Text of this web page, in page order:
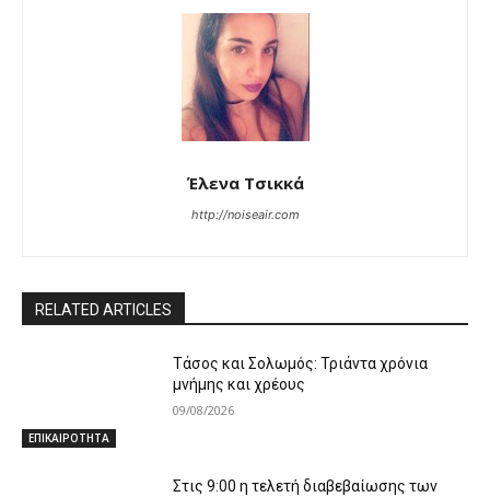
Έλενα Τσικκά
http://noiseair.com
RELATED ARTICLES
ΕΠΙΚΑΙΡΟΤΗΤΑ
Τάσος και Σολωμός: Τριάντα χρόνια
μνήμης και χρέους
09/08/2026
Στις 9:00 η τελετή διαβεβαίωσης των